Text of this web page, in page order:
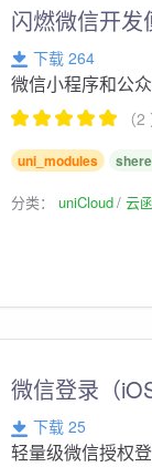
闪燃微信开发
下载 264
微信小程序和公
（
uni_modules
分类：uniCloud 云
微信登录（
下载 25
轻量级微信授权